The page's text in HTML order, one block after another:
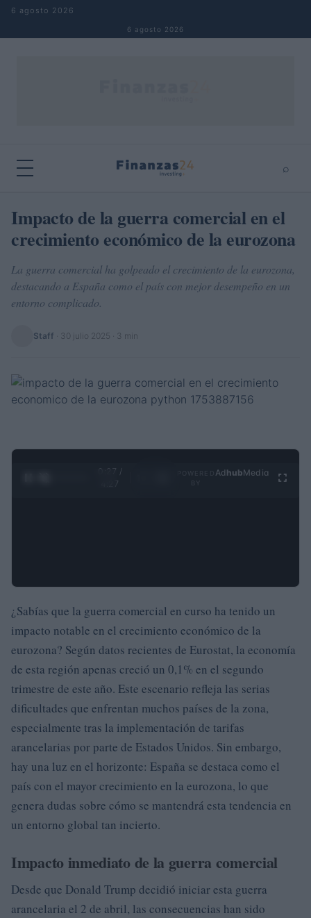
Saltar al contenido
6 agosto 2026
6 agosto 2026
⌕
Buscar ⌕ ×
Impacto de la guerra comercial en el
crecimiento económico de la eurozona
La guerra comercial ha golpeado el crecimiento de la eurozona,
destacando a España como el país con mejor desempeño en un
entorno complicado.
Staff 30 julio 2025 · 3 min
0:28 /
4:27
Ad hubMedia
¿Sabías que la guerra comercial en curso ha tenido un
impacto notable en el crecimiento económico de la
eurozona? Según datos recientes de Eurostat, la economía
de esta región apenas creció un 0,1% en el segundo
trimestre de este año. Este escenario refleja las serias
dificultades que enfrentan muchos países de la zona,
especialmente tras la implementación de tarifas
arancelarias por parte de Estados Unidos. Sin embargo,
hay una luz en el horizonte: España se destaca como el
país con el mayor crecimiento en la eurozona, lo que
genera dudas sobre cómo se mantendrá esta tendencia en
un entorno global tan incierto.
Impacto inmediato de la guerra comercial
Desde que Donald Trump decidió iniciar esta guerra
arancelaria el 2 de abril, las consecuencias han sido